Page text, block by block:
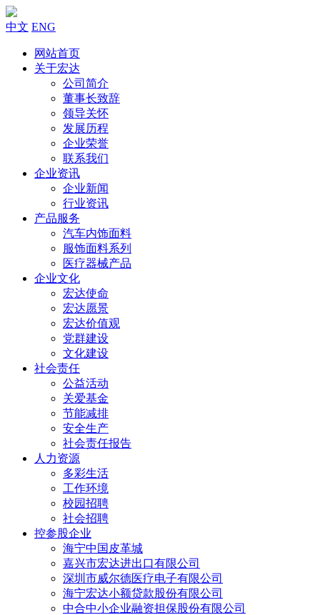
中文 ENG
网站首页
关于宏达
公司简介
董事长致辞
领导关怀
发展历程
企业荣誉
联系我们
企业资讯
企业新闻
行业资讯
产品服务
汽车内饰面料
服饰面料系列
医疗器械产品
企业文化
宏达使命
宏达愿景
宏达价值观
党群建设
文化建设
社会责任
公益活动
关爱基金
节能减排
安全生产
社会责任报告
人力资源
多彩生活
工作环境
校园招聘
社会招聘
控参股企业
海宁中国皮革城
嘉兴市宏达进出口有限公司
深圳市威尔德医疗电子有限公司
海宁宏达小额贷款股份有限公司
中合中小企业融资担保股份有限公司